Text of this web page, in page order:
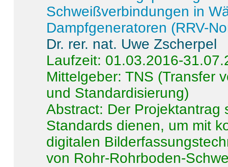
Schweißverbindungen in
Dampfgeneratoren (RRV-
Dr. rer. nat. Uwe Zscherpel
Laufzeit: 01.03.2016-
Mittelgeber: TNS (Transfer
und Standardisierung)
Abstract: Der Projektantrag
Standards dienen, um mit
digitalen
von Rohr-Rohrboden-